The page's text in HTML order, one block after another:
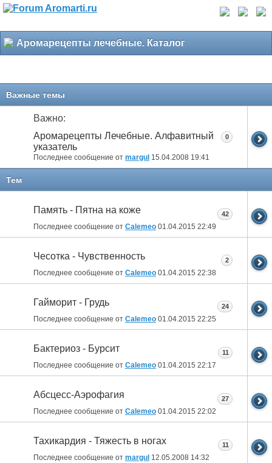
Аромарецепты лечебные. Каталог
Важные темы
Важно:
Аромарецепты Лечебные. Алфавитный
указатель
Последнее сообщение от margul 15.04.2008 19:41
0
Тем
Память - Пятна на коже
Последнее сообщение от Calemeo 01.04.2015 22:49
42
Чесотка - Чувственность
Последнее сообщение от Calemeo 01.04.2015 22:38
2
Гайморит - Грудь
Последнее сообщение от Calemeo 01.04.2015 22:25
24
Бактериоз - Бурсит
Последнее сообщение от Calemeo 01.04.2015 22:17
11
Абсцесс-Аэрофагия
Последнее сообщение от Calemeo 01.04.2015 22:02
27
Тахикардия - Тяжесть в ногах
Последнее сообщение от margul 12.05.2008 14:32
11